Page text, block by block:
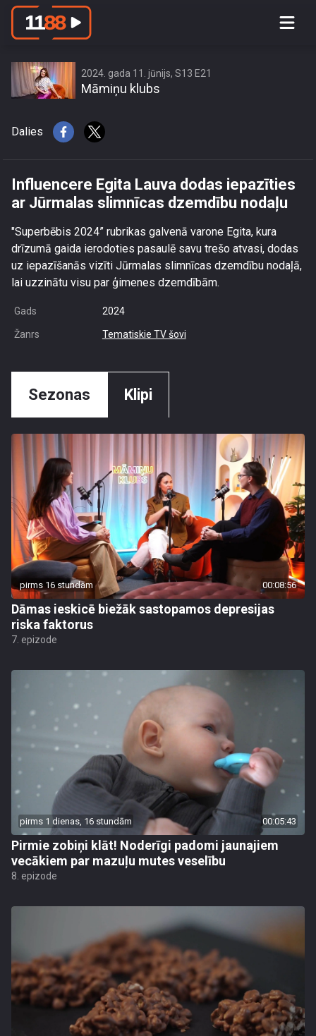
Influencere Egita Lauva dodas
2024. gada 11. jūnijs, S13 E21
Māmiņu klubs
Dalies
Influencere Egita Lauva dodas iepazīties
ar Jūrmalas slimnīcas dzemdību nodaļu
"Superbēbis 2024” rubrikas galvenā varone Egita, kura
drīzumā gaida ierodoties pasaulē savu trešo atvasi, dodas
uz iepazīšanās vizīti Jūrmalas slimnīcas dzemdību nodaļā,
lai uzzinātu visu par ģimenes dzemdībām.
Gads 2024
Žanrs Tematiskie TV šovi
Sezonas Klipi
pirms 16 stundām 00:08:56
Dāmas ieskicē biežāk sastopamos depresijas
riska faktorus
7. epizode
pirms 1 dienas, 16 stundām 00:05:43
Pirmie zobiņi klāt! Noderīgi padomi jaunajiem
vecākiem par mazuļu mutes veselību
8. epizode